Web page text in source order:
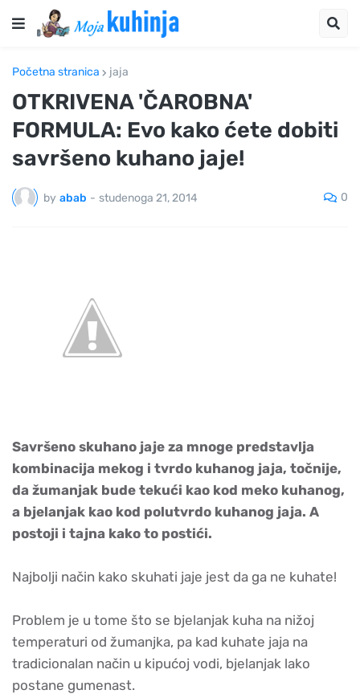
Početna stranica jaja
OTKRIVENA 'ČAROBNA'
FORMULA: Evo kako ćete dobiti
savršeno kuhano jaje!
by abab - studenoga 21, 2014 0
Savršeno skuhano jaje za mnoge predstavlja
kombinacija mekog i tvrdo kuhanog jaja, točnije,
da žumanjak bude tekući kao kod meko kuhanog,
a bjelanjak kao kod polutvrdo kuhanog jaja. A
postoji i tajna kako to postići.
Najbolji način kako skuhati jaje jest da ga ne kuhate!
Problem je u tome što se bjelanjak kuha na nižoj
temperaturi od žumanjka, pa kad kuhate jaja na
tradicionalan način u kipućoj vodi, bjelanjak lako
postane gumenast.